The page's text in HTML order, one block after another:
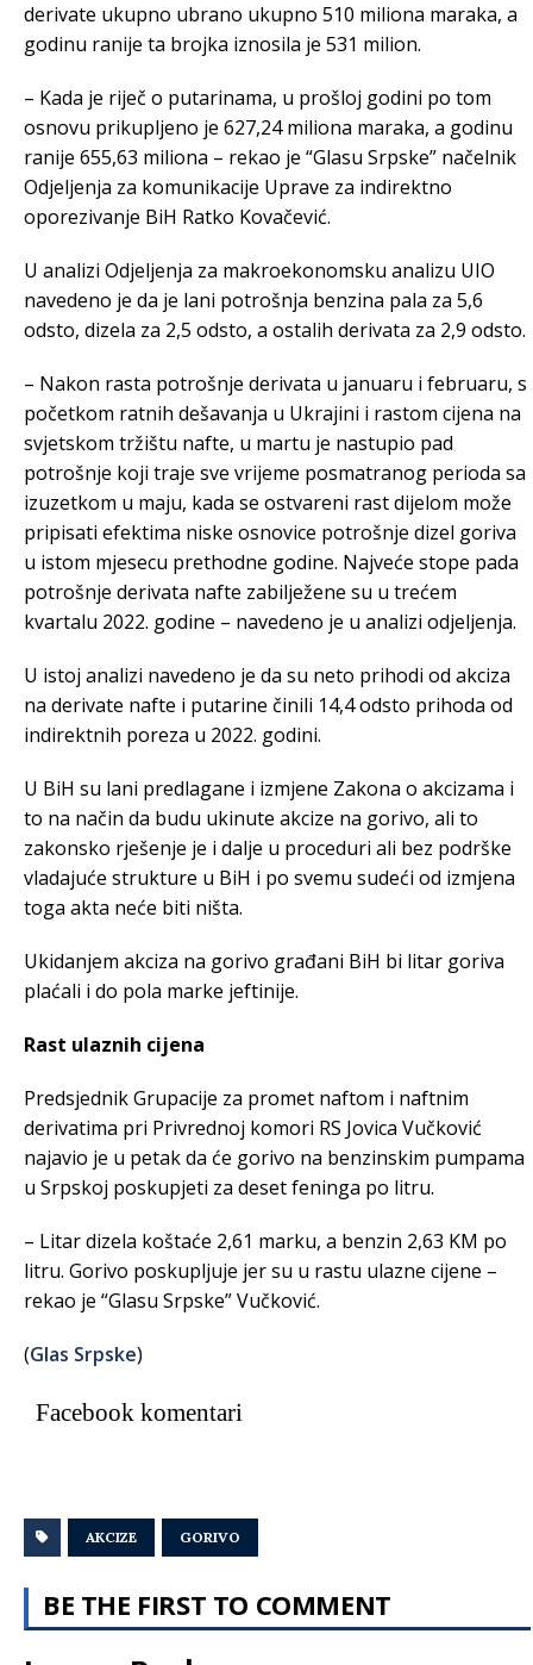
derivate ukupno ubrano ukupno 510 miliona maraka, a
godinu ranije ta brojka iznosila je 531 milion.
– Kada je riječ o putarinama, u prošloj godini po tom
osnovu prikupljeno je 627,24 miliona maraka, a godinu
ranije 655,63 miliona – rekao je “Glasu Srpske” načelnik
Odjeljenja za komunikacije Uprave za indirektno
oporezivanje BiH Ratko Kovačević.
U analizi Odjeljenja za makroekonomsku analizu UIO
navedeno je da je lani potrošnja benzina pala za 5,6
odsto, dizela za 2,5 odsto, a ostalih derivata za 2,9 odsto.
– Nakon rasta potrošnje derivata u januaru i februaru, s
početkom ratnih dešavanja u Ukrajini i rastom cijena na
svjetskom tržištu nafte, u martu je nastupio pad
potrošnje koji traje sve vrijeme posmatranog perioda sa
izuzetkom u maju, kada se ostvareni rast dijelom može
pripisati efektima niske osnovice potrošnje dizel goriva
u istom mjesecu prethodne godine. Najveće stope pada
potrošnje derivata nafte zabilježene su u trećem
kvartalu 2022. godine – navedeno je u analizi odjeljenja.
U istoj analizi navedeno je da su neto prihodi od akciza
na derivate nafte i putarine činili 14,4 odsto prihoda od
indirektnih poreza u 2022. godini.
U BiH su lani predlagane i izmjene Zakona o akcizama i
to na način da budu ukinute akcize na gorivo, ali to
zakonsko rješenje je i dalje u proceduri ali bez podrške
vladajuće strukture u BiH i po svemu sudeći od izmjena
toga akta neće biti ništa.
Ukidanjem akciza na gorivo građani BiH bi litar goriva
plaćali i do pola marke jeftinije.
Rast ulaznih cijena
Predsjednik Grupacije za promet naftom i naftnim
derivatima pri Privrednoj komori RS Jovica Vučković
najavio je u petak da će gorivo na benzinskim pumpama
u Srpskoj poskupjeti za deset feninga po litru.
– Litar dizela koštaće 2,61 marku, a benzin 2,63 KM po
litru. Gorivo poskupljuje jer su u rastu ulazne cijene –
rekao je “Glasu Srpske” Vučković.
(Glas Srpske)
Facebook komentari
AKCIZE GORIVO
BE THE FIRST TO COMMENT